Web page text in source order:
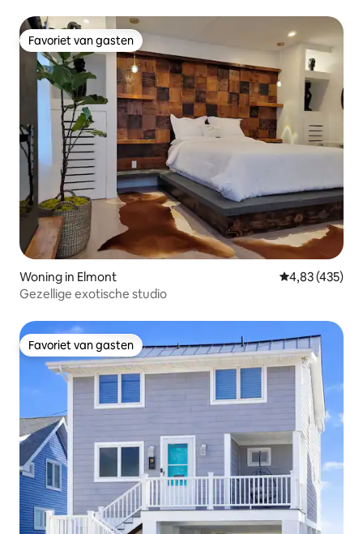
Favoriet van gasten
Favoriet van gasten
Woning in Elmont Gemiddelde
4,83 (435)
Gezellige exotische studio
Favoriet van gasten
Favoriet van gasten